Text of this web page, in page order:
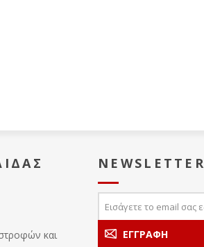
και
NEWSLETTER